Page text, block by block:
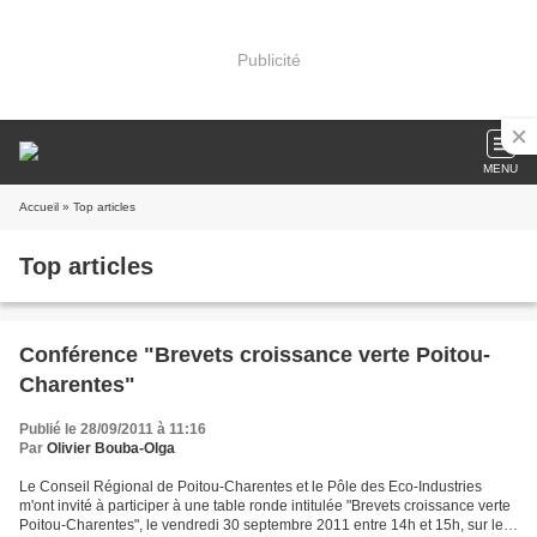
Publicité
MENU
Accueil » Top articles
Top articles
Conférence "Brevets croissance verte Poitou-
Charentes"
Publié le 28/09/2011 à 11:16
Par Olivier Bouba-Olga
Le Conseil Régional de Poitou-Charentes et le Pôle des Eco-Industries
m'ont invité à participer à une table ronde intitulée "Brevets croissance verte
Poitou-Charentes", le vendredi 30 septembre 2011 entre 14h et 15h, sur le